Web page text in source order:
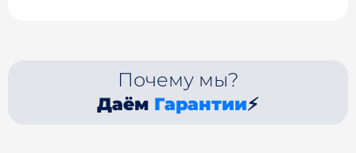
Почему мы?
Даём Гарантии⚡